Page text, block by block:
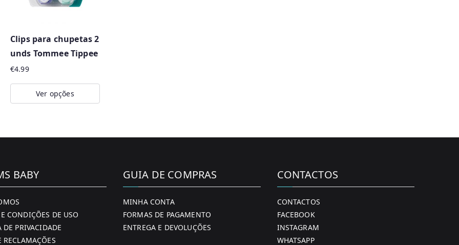
Clips para chupetas 2
unds Tommee Tippee
€4.99
Ver opções
has
The
may
be
chosen
BABY
CONDIÇÕES DE USO
DE PRIVACIDADE
RECLAMAÇÕES
GUIA DE COMPRAS
MINHA CONTA
FORMAS DE PAGAMENTO
ENTREGA E DEVOLUÇÕES
CONTACTOS
CONTACTOS
FACEBOOK
INSTAGRAM
WHATSAPP